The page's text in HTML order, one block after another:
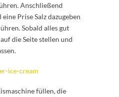
Anschließend
Prise Salz dazugeben
Sobald alles gut
die Seite stellen und
füllen, die